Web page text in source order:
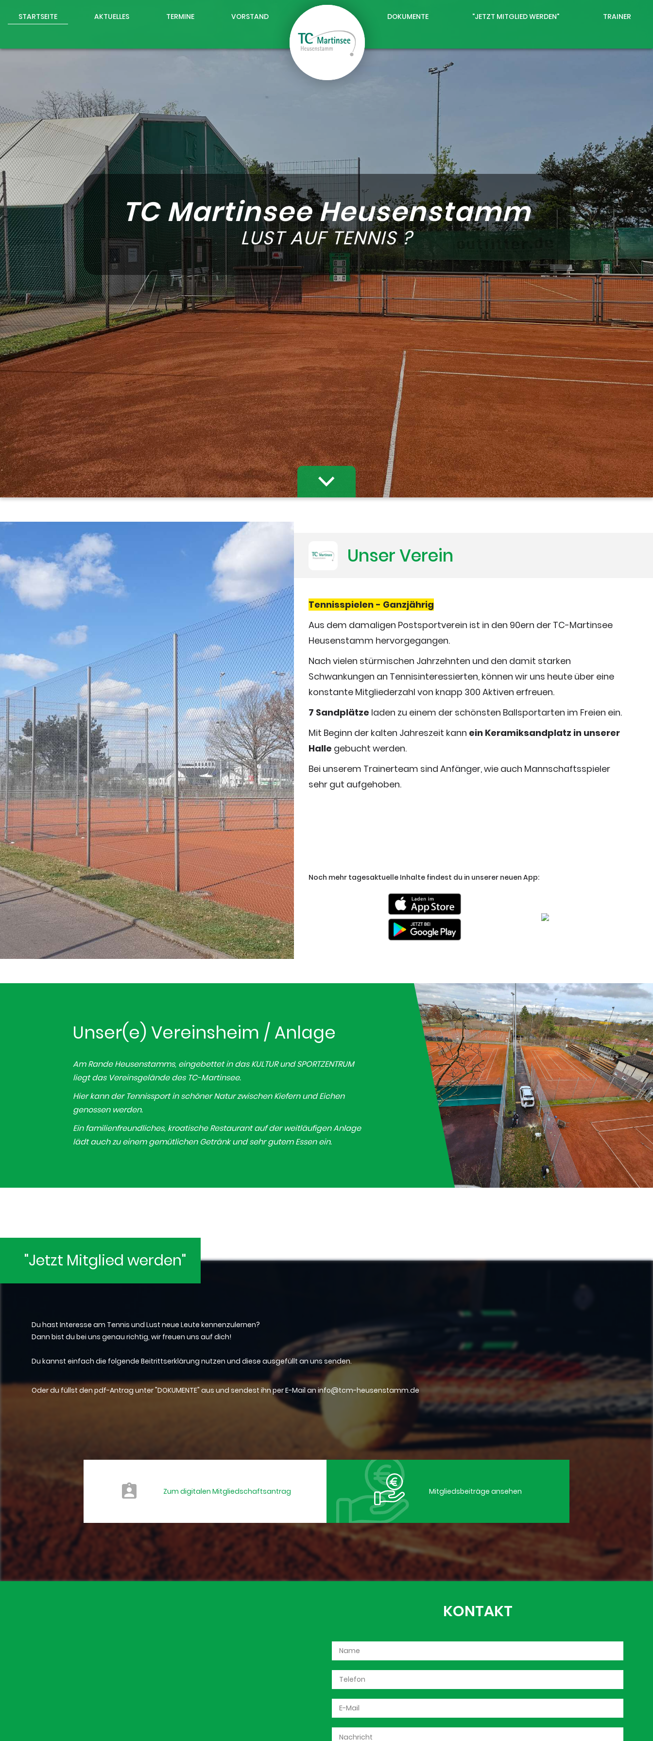
STARTSEITE AKTUELLES TERMINE VORSTAND DOKUMENTE "JETZT MITGLIED WERDEN" TRAINER
TC Martinsee Heusenstamm
LUST AUF TENNIS ?
Unser Verein
Tennisspielen - Ganzjährig
Aus dem damaligen Postsportverein ist in den 90ern der TC-Martinsee
Heusenstamm hervorgegangen.
Nach vielen stürmischen Jahrzehnten und den damit starken
Schwankungen an Tennisinteressierten, können wir uns heute über eine
konstante Mitgliederzahl von knapp 300 Aktiven erfreuen.
7 Sandplätze laden zu einem der schönsten Ballsportarten im Freien ein.
Mit Beginn der kalten Jahreszeit kann ein Keramiksandplatz in unserer
Halle gebucht werden.
Bei unserem Trainerteam sind Anfänger, wie auch Mannschaftsspieler
sehr gut aufgehoben.
Noch mehr tagesaktuelle Inhalte findest du in unserer neuen App:
Unser(e) Vereinsheim / Anlage
Am Rande Heusenstamms, eingebettet in das KULTUR und SPORTZENTRUM
liegt das Vereinsgelände des TC-Martinsee.
Hier kann der Tennissport in schöner Natur zwischen Kiefern und Eichen
genossen werden.
Ein familienfreundliches, kroatische Restaurant auf der weitläufigen Anlage
lädt auch zu einem gemütlichen Getränk und sehr gutem Essen ein.
"Jetzt Mitglied werden"
Du hast Interesse am Tennis und Lust neue Leute kennenzulernen?
Dann bist du bei uns genau richtig, wir freuen uns auf dich!
Du kannst einfach die folgende Beitrittserklärung nutzen und diese ausgefüllt an uns senden.
Oder du füllst den pdf-Antrag unter "DOKUMENTE" aus und sendest ihn per E-Mail an info@tcm-heusenstamm.de
Zum digitalen Mitgliedschaftsantrag Mitgliedsbeiträge ansehen
KONTAKT